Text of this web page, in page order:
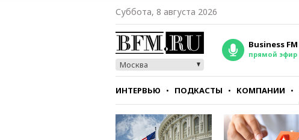
Суббота, 8 августа 2026
Москва
Business FM
прямой эфир
ИНТЕРВЬЮ ПОДКАСТЫ КОМПАНИИ
СТИЛЬ ТЕСТЫ